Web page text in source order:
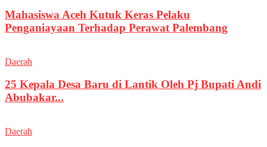
Mahasiswa Aceh Kutuk Keras Pelaku
Penganiayaan Terhadap Perawat Palembang
Daerah
25 Kepala Desa Baru di Lantik Oleh Pj Bupati Andi
Abubakar...
Daerah